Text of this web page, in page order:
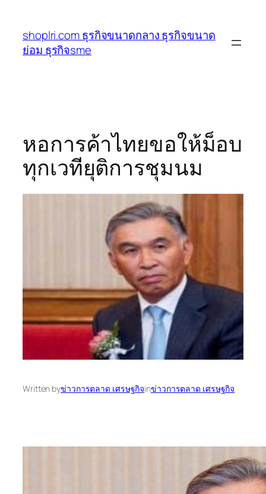
เนื้อหา
shoplri.com ธุรกิจขนาดกลาง ธุรกิจขนาด
ย่อม ธุรกิจsme
หอการค้าไทยขอให้ม็อบ
ทุกเวทียุติการชุมนม
Written byข่าวการตลาด เศรษฐกิจinข่าวการตลาด เศรษฐกิจ